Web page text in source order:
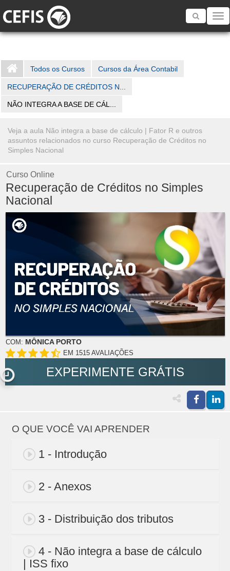
Toggle
Todos os Cursos Cursos da Área Contabil
RECUPERAÇÃO DE CRÉDITOS N...
NÃO INTEGRA A BASE DE CÁL...
Veja a aula Não integra a base de cálculo | Fator R e outros
assuntos relacionados no curso Recuperação de Créditos no
Simples Nacional
Curso Online
Recuperação de Créditos no Simples
Nacional
COM: MÔNICA PORTO
EM 1515 AVALIAÇÕES
EXPERIMENTE GRÁTIS
O QUE VOCÊ VAI APRENDER
1 - Introdução
2 - Anexos
3 - Distribuição dos tributos
4 - Não integra a base de cálculo
| ISS fixo